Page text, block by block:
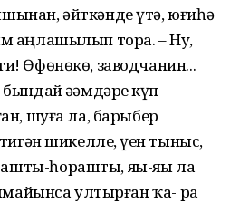
әйткәнде үтә, юғиһә
аңлашылып тора. – Ну,
Өфөнөкө, заводчанин...
әҙәмдәрҙе күп
шуға ла, барыбер
шикелле, үҙен тыныс,
һорашты, яҙҙы-яҙҙы ла
ултырған ҡа- ра